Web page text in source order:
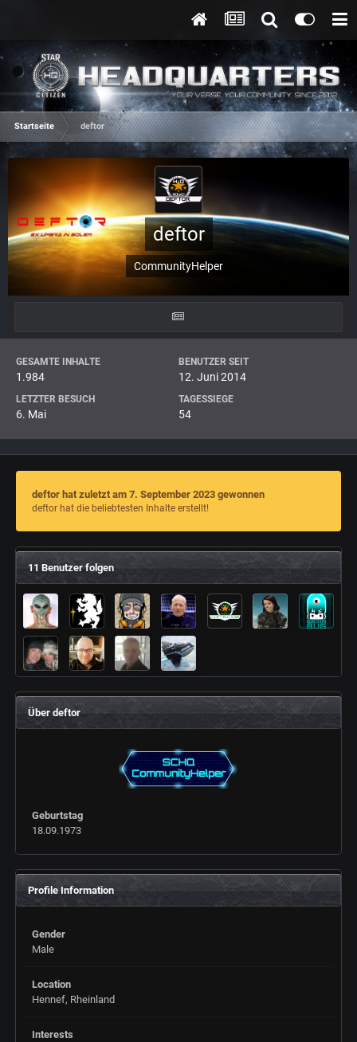
Startseite deftor
deftor
CommunityHelper
GESAMTE INHALTE
1.984
BENUTZER SEIT
12. Juni 2014
LETZTER BESUCH
6. Mai
TAGESSIEGE
54
deftor hat zuletzt am 7. September 2023 gewonnen
deftor hat die beliebtesten Inhalte erstellt!
11 Benutzer folgen
Über deftor
Geburtstag
18.09.1973
Profile Information
Gender
Male
Location
Hennef, Rheinland
Interests